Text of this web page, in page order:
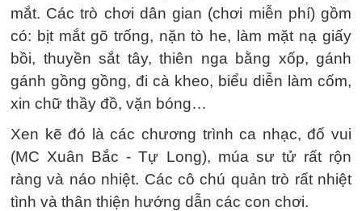
mắt. Các trò chơi dân gian (chơi miễn phí) gồm
có: bịt mắt gõ trống, nặn tò he, làm mặt nạ giấy
bồi, thuyền sắt tây, thiên nga bằng xốp, gánh
gánh gồng gồng, đi cà kheo, biểu diễn làm cốm,
xin chữ thầy đồ, vặn bóng…
Xen kẽ đó là các chương trình ca nhạc, đố vui
(MC Xuân Bắc - Tự Long), múa sư tử rất rộn
ràng và náo nhiệt. Các cô chú quản trò rất nhiệt
tình và thân thiện hướng dẫn các con chơi.